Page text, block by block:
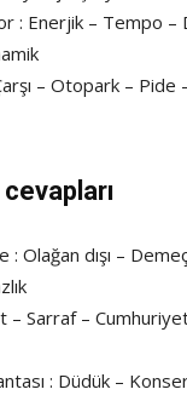
: Enerjik – Tempo –
– Otopark –
Olağan dışı –
– Sarraf –
: Düdük –